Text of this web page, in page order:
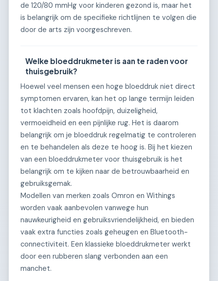
de 120/80 mmHg voor kinderen gezond is, maar het
is belangrijk om de specifieke richtlijnen te volgen die
door de arts zijn voorgeschreven.
Welke bloeddrukmeter is aan te raden voor
thuisgebruik?
Hoewel veel mensen een hoge bloeddruk niet direct
symptomen ervaren, kan het op lange termijn leiden
tot klachten zoals hoofdpijn, duizeligheid,
vermoeidheid en een pijnlijke rug. Het is daarom
belangrijk om je bloeddruk regelmatig te controleren
en te behandelen als deze te hoog is. Bij het kiezen
van een bloeddrukmeter voor thuisgebruik is het
belangrijk om te kijken naar de betrouwbaarheid en
gebruiksgemak.
Modellen van merken zoals Omron en Withings
worden vaak aanbevolen vanwege hun
nauwkeurigheid en gebruiksvriendelijkheid, en bieden
vaak extra functies zoals geheugen en Bluetooth-
connectiviteit. Een klassieke bloeddrukmeter werkt
door een rubberen slang verbonden aan een
manchet.